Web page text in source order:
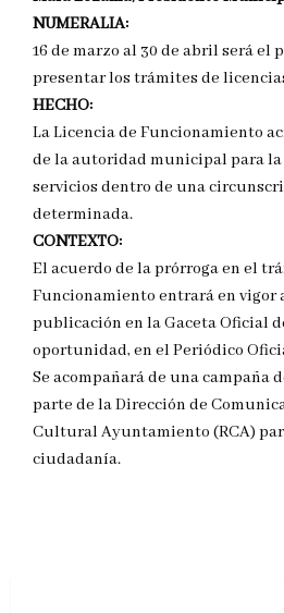
NUMERALIA:
16 de marzo al 30 de abril será el
presentar los trámites de
HECHO:
La Licencia de Funcionamiento
de la autoridad municipal para la
servicios dentro de una
determinada.
CONTEXTO:
El acuerdo de la prórroga en el
Funcionamiento entrará en vigor
publicación en la Gaceta Oficial
oportunidad, en el Periódico
Se acompañará de una campaña
parte de la Dirección de
Cultural Ayuntamiento (RCA)
ciudadanía.